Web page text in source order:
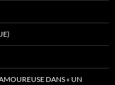
DANS « UN